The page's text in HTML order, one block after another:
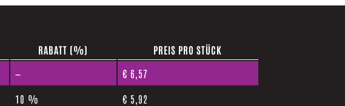
RABATT (%)
PREIS PRO STÜCK
— € 6,57
10 % € 5,92